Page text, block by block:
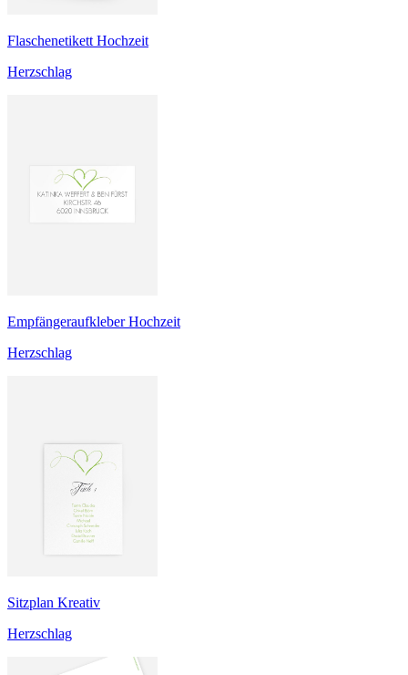
Flaschenetikett Hochzeit
Herzschlag
Empfängeraufkleber Hochzeit
Herzschlag
Sitzplan Kreativ
Herzschlag